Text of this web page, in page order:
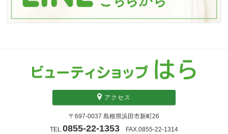
アクセス
〒697-0037 島根県浜田市新町26
TEL. 0855-22-1353 FAX.0855-22-1314